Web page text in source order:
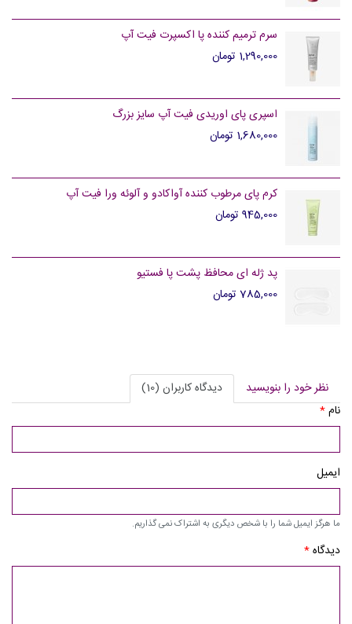
سرم ترمیم کننده پا اکسپرت فیت آپ
1,290,000 تومان
اسپری پای اوریدی فیت آپ سایز بزرگ
1,680,000 تومان
کرم پای مرطوب کننده آواکادو و آلوئه ورا فیت آپ
945,000 تومان
پد ژله ای محافظ پشت پا فستیو
785,000 تومان
نظر خود را بنویسید
دیدگاه کاربران (10)
نام*
ایمیل
ما هرگز ایمیل شما را با شخص دیگری به اشتراک نمی گذاریم.
دیدگاه*